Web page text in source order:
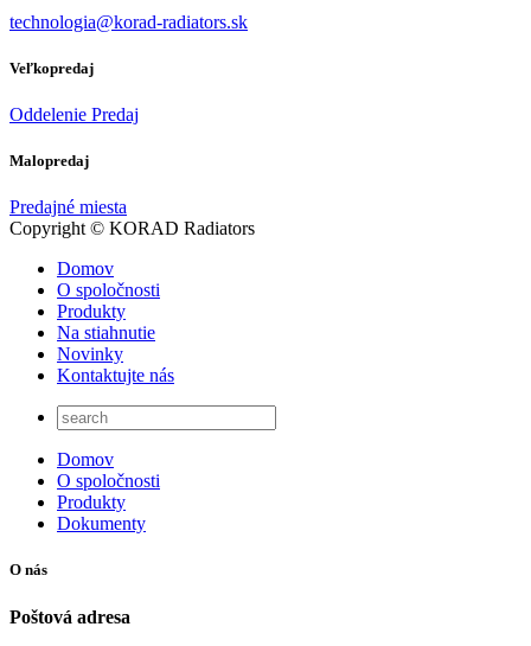
technologia@korad-radiators.sk
Veľkopredaj
Oddelenie Predaj
Malopredaj
Predajné miesta
Copyright © KORAD Radiators
Domov
O spoločnosti
Produkty
Na stiahnutie
Novinky
Kontaktujte nás
Domov
O spoločnosti
Produkty
Dokumenty
O nás
Poštová adresa